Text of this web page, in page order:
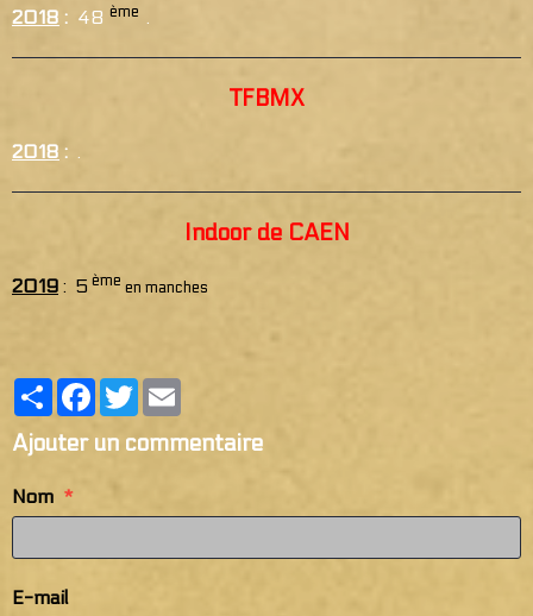
2018 : 48 ème .
TFBMX
2018 : .
Indoor de CAEN
2019 : 5 ème en manches
PartagerFacebook
Twitter
Ajouter un commentaire
Nom
E-mail